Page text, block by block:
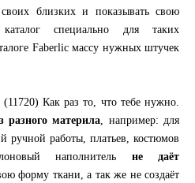
близких и показывать свою
каталог специально для таких
Faberlic массу нужных штучек
(11720) Как раз то, что тебе нужно.
разного материла , например: для
ручной работы, платьев, костюмов
наполнитель не даёт
форму ткани, а так же не создаёт